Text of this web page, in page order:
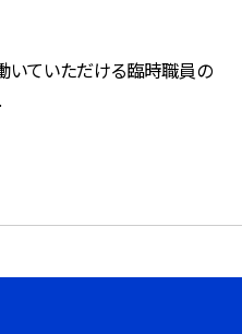
いていただける臨時職員の